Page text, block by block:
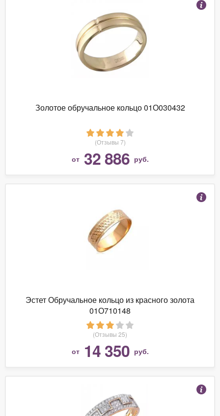
Золотое обручальное кольцо 01О030432
(Отзывы 7)
от 32 886 руб.
Эстет Обручальное кольцо из красного золота
01О710148
(Отзывы 25)
от 14 350 руб.